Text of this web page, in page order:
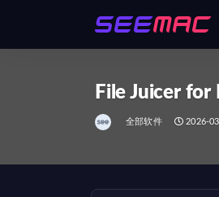
File Juicer for
全部软件 2026-